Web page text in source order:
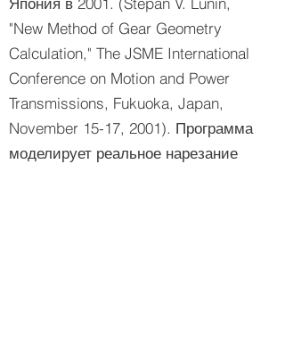
"New Method of Gear Geometry
Calculation," The JSME International
Conference on Motion and Power
Transmissions, Fukuoka, Japan,
November 15-17, 2001). Программа
моделирует реальное нарезание